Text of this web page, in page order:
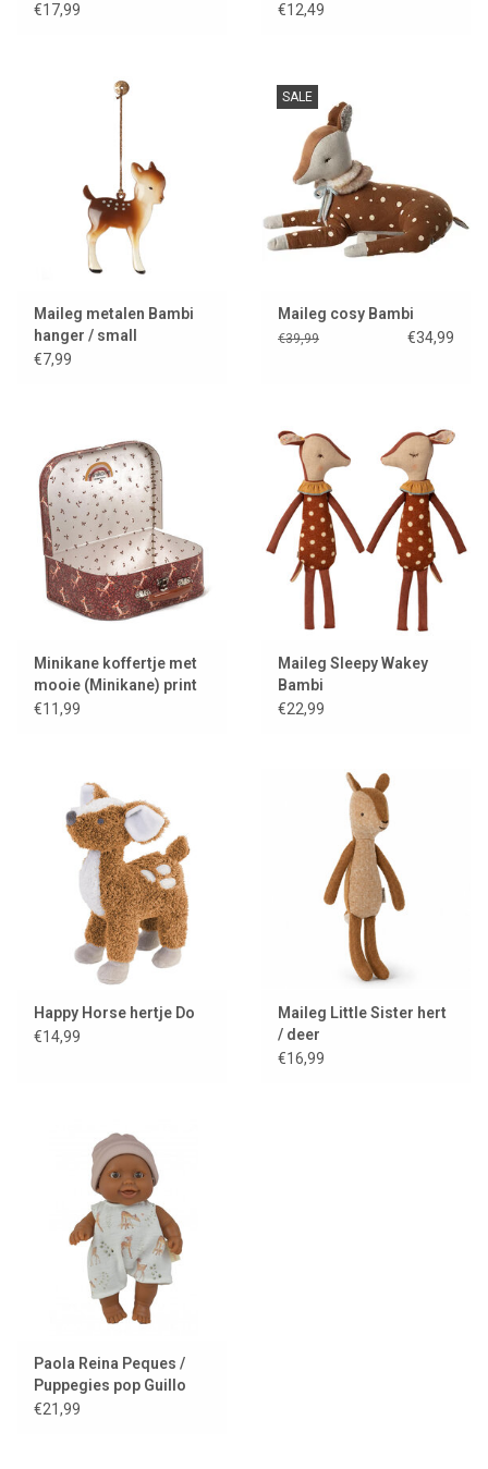
€17,99 €12,49
Maileg metalen Bambi
hanger / small
€7,99
SALE
Maileg cosy Bambi
€39,99 €34,99
Minikane koffertje met
mooie (Minikane) print
€11,99
Maileg Sleepy Wakey
Bambi
€22,99
Happy Horse hertje Do
€14,99
Maileg Little Sister hert
/ deer
€16,99
Paola Reina Peques /
Puppegies pop Guillo
met kleding
€21,99